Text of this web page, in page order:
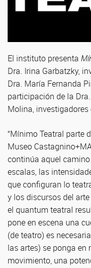
El instituto presenta
Dra. Irina Garbatzky,
Dra. María Fernanda
participación de la
Molina,
“Mínimo Teatral parte
Museo
continúa aquel
escalas, las
que configuran lo
y los discursos del
el quantum teatral
pone en escena una
(de teatro) es
las artes) se ponga
movimiento, una